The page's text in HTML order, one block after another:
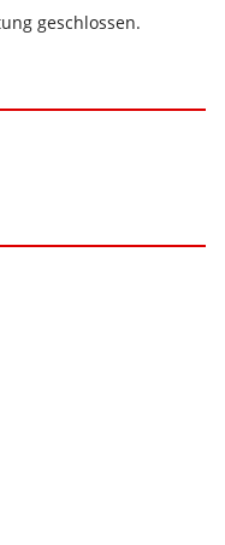
geschlossen.